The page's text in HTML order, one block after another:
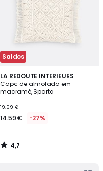
Saldos
LA REDOUTE INTERIEURS
Capa de almofada em
macramé, Sparta
19.99 €
14.59 € -27%
4,7
/ 5
4,7
/